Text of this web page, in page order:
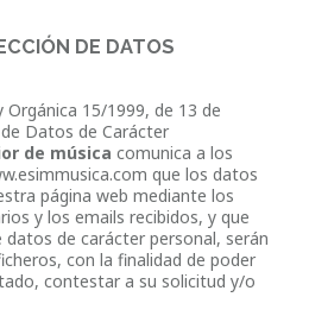
DE DATOS
15/1999, de 13 de
Datos de Carácter
de música comunica a los
que los datos
página web mediante los
y los emails recibidos, y que
de carácter personal, serán
con la finalidad de poder
contestar a su solicitud y/o